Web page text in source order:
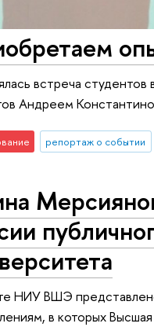
встреча
Андреем
репортаж о событии
НИУ ВШЭ
в которых